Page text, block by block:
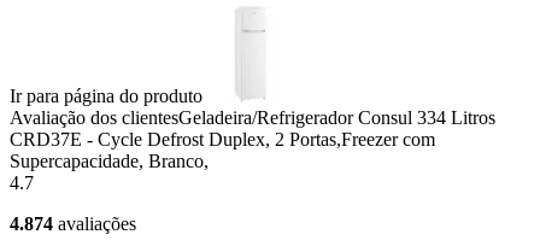
Ir para página do produto
Avaliação dos clientesGeladeira/Refrigerador Consul 334 Litros
CRD37E - Cycle Defrost Duplex, 2 Portas,Freezer com
Supercapacidade, Branco,
4.7
4.874 avaliações